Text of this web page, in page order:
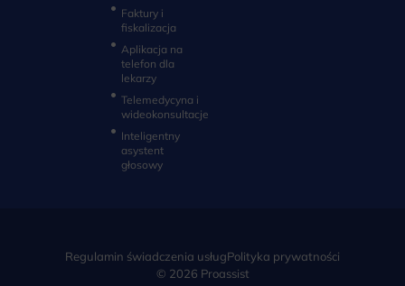
Faktury i
fiskalizacja
Aplikacja na
telefon dla
lekarzy
Telemedycyna i
wideokonsultacje‎
Inteligentny
asystent
głosowy
Regulamin świadczenia usługPolityka prywatności
© 2026 Proassist